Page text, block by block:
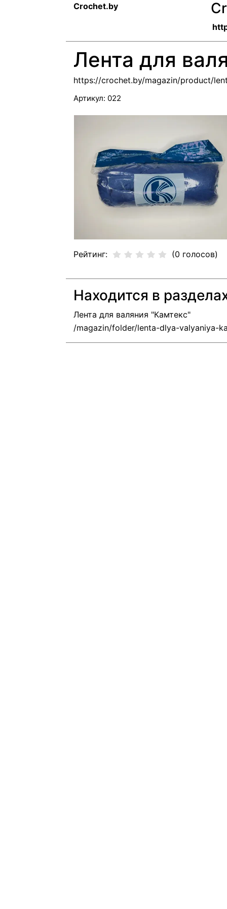
Crochet.by
Лента для
https://crochet.by/magazin/product/
Артикул: 022
Рейтинг: (0 голосов)
Находится в
Лента для валяния "Камтекс"